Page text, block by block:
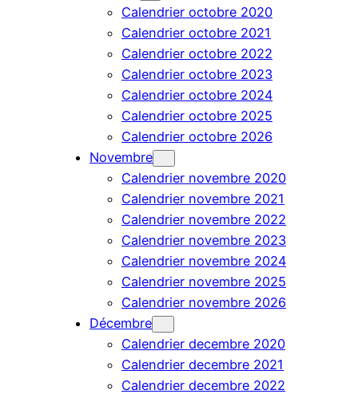
Calendrier octobre 2020
Calendrier octobre 2021
Calendrier octobre 2022
Calendrier octobre 2023
Calendrier octobre 2024
Calendrier octobre 2025
Calendrier octobre 2026
Novembre
Calendrier novembre 2020
Calendrier novembre 2021
Calendrier novembre 2022
Calendrier novembre 2023
Calendrier novembre 2024
Calendrier novembre 2025
Calendrier novembre 2026
Décembre
Calendrier decembre 2020
Calendrier decembre 2021
Calendrier decembre 2022